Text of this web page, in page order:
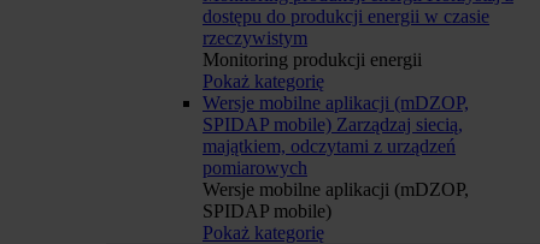
dostępu do produkcji energii w czasie
rzeczywistym
Monitoring produkcji energii
Pokaż kategorię
Wersje mobilne aplikacji (mDZOP,
SPIDAP mobile) Zarządzaj siecią,
majątkiem, odczytami z urządzeń
pomiarowych
Wersje mobilne aplikacji (mDZOP,
SPIDAP mobile)
Pokaż kategorię